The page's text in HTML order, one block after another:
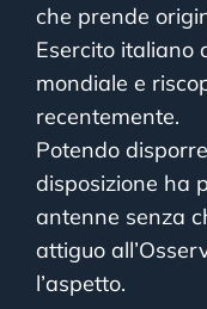
che prende
Esercito italiano
mondiale e
recentemente.
Potendo
disposizione ha
antenne senza
attiguo
l’aspetto.